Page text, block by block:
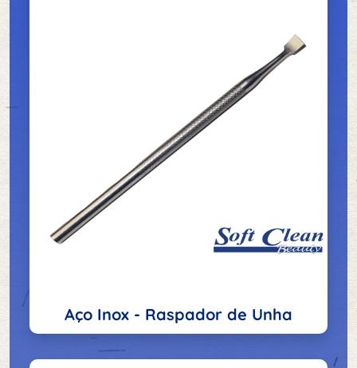
Aço Inox - Raspador de Unha